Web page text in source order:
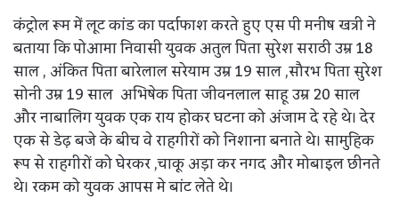
कंट्रोल रूम में लूट कांड का पर्दाफाश करते हुए एस पी मनीष खत्री ने
बताया कि पोआमा निवासी युवक अतुल पिता सुरेश सराठी उम्र 18
साल , अंकित पिता बारेलाल सरेयाम उम्र 19 साल ,सौरभ पिता सुरेश
सोनी उम्र 19 साल अभिषेक पिता जीवनलाल साहू उम्र 20 साल
और नाबालिग युवक एक राय होकर घटना को अंजाम दे रहे थे। देर
एक से डेढ़ बजे के बीच वे राहगीरों को निशाना बनाते थे। सामुहिक
रूप से राहगीरों को घेरकर ,चाकू अड़ा कर नगद और मोबाइल छीनते
थे। रकम को युवक आपस मे बांट लेते थे।